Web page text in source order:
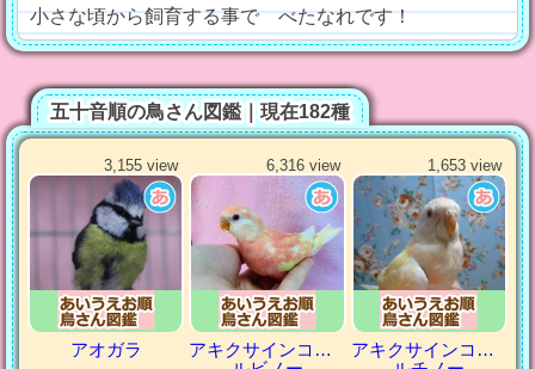
小さな頃から飼育する事で べたなれです！
五十音順の鳥さん図鑑｜現在182種
3,155 view
アオガラ
6,316 view
アキクサインコ（秋草インコ）
1,653 view
アキクサインコ（秋草インコ）